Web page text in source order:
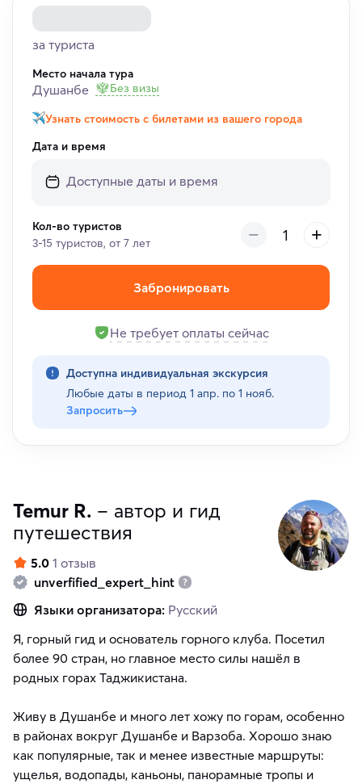
за туриста
Место начала тура
Душанбе Без визы
Узнать стоимость с билетами из вашего города
Дата и время
Кол-во туристов
3-15 туристов, от 7 лет
Забронировать
Не требует оплаты сейчас
Доступна индивидуальная экскурсия
Любые даты в период 1 апр. по 1 нояб.
Запросить
Temur R. – автор и гид
путешествия
5.0 1 отзыв
unverfified_expert_hint
Языки организатора: Русский
Я, горный гид и основатель горного клуба. Посетил
более 90 стран, но главное место силы нашёл в
родных горах Таджикистана.
Живу в Душанбе и много лет хожу по горам, особенно
в районах вокруг Душанбе и Варзоба. Хорошо знаю
как популярные, так и менее известные маршруты:
ущелья, водопады, каньоны, панорамные тропы и